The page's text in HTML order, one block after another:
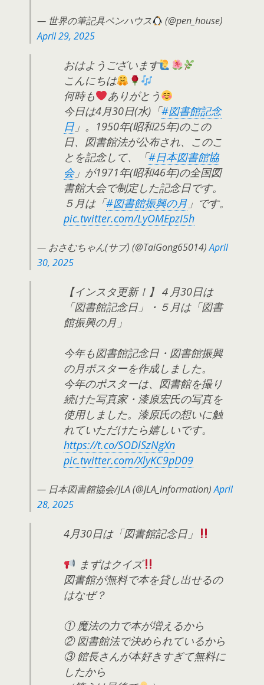
— 世界の筆記具ペンハウス
(@pen_house)
April 29, 2025
おはようございます
こんにちは
何時も
ありがとう
今日は4月30日(水)「#図書館記念
日」。1950年(昭和25年)のこの
日、図書館法が公布され、このこ
とを記念して、「#日本図書館協
会」が1971年(昭和46年)の全国図
書館大会で制定した記念日です。
５月は「#図書館振興の月 」です。
pic.twitter.com/LyOMEpzI5h
— おさむちゃん(サブ) (@TaiGong65014)April
30, 2025
【インスタ更新！】４月30日は
「図書館記念日」・５月は「図書
館振興の月」
今年も図書館記念日・図書館振興
の月ポスターを作成しました。
今年のポスターは、図書館を撮り
続けた写真家・漆原宏氏の写真を
使用しました。漆原氏の想いに触
れていただけたら嬉しいです。
https://t.co/SODlSzNgXn
pic.twitter.com/XlyKC9pD09
— 日本図書館協会/JLA (@JLA_information)April
28, 2025
4月30日は「図書館記念日」
まずはクイズ
図書館が無料で本を貸し出せるの
はなぜ？
① 魔法の力で本が増えるから
② 図書館法で決められているから
③ 館長さんが本好きすぎて無料に
したから